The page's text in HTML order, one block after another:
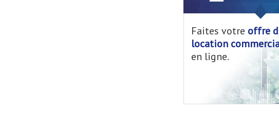
Faites votre offre
location
en ligne.